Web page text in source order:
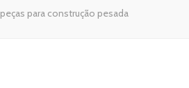
peças para construção pesada